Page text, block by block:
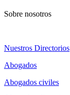
Sobre nosotros
Nuestros Directorios
Abogados
Abogados civiles